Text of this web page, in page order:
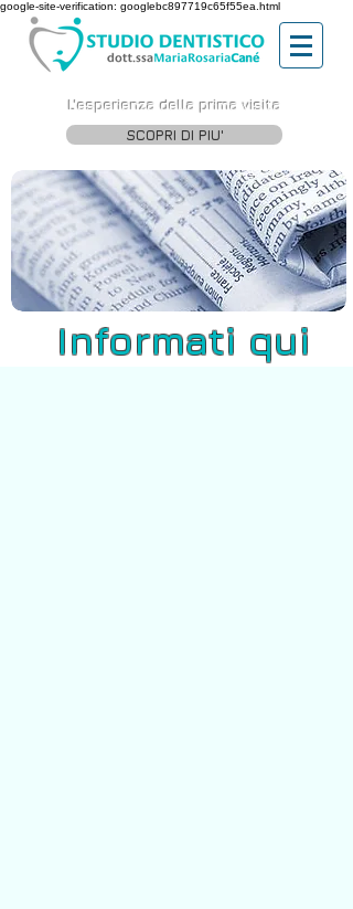
google-site-verification: googlebc897719c65f55ea.html
L'esperienza della prima visita
SCOPRI DI PIU'
Informati qui